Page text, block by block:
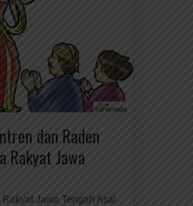
dan Raden
Rakyat Jawa
Jawa Tengah Asal